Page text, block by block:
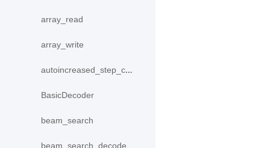
array_read
array_write
autoincreased_step_counter
BasicDecoder
beam_search
beam_search_decode